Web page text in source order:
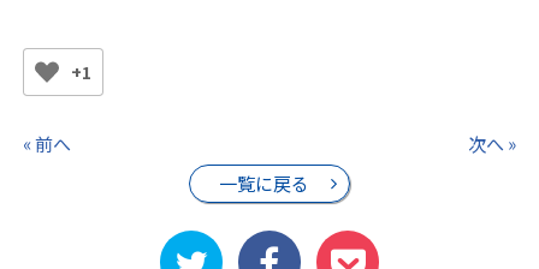
+1
« 前へ
一覧に戻る
次へ »